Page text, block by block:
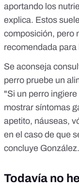
aportando los
explica. Estos
composición, pero
recomendada para
Se aconseja
perro pruebe un
"Si un perro
mostrar síntomas
apetito, náuseas,
en el caso de que
concluye González.
Todavía no